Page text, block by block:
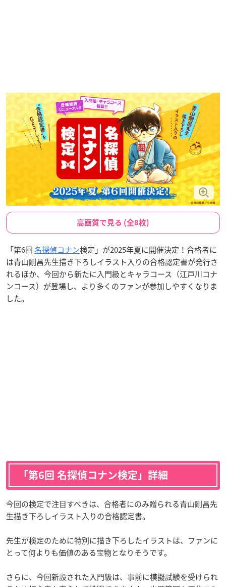
高画質で見る (全8枚)
「第6回名探偵コナン検定」が2025年夏に開催決定！合格者に
は青山剛昌先生描き下ろしイラスト入りの合格認定書が発行さ
れるほか、今回から新たに入門級とキャラコース（江戸川コナ
ンコース）が登場し、より多くのファンが参加しやすくなりま
した。
「第6回 名探偵コナン検定」詳細
今回の検定で注目すべきは、合格者にのみ贈られる青山剛昌先
生描き下ろしイラスト入りの合格認定書。
先生が検定のために特別に描き下ろしたイラストは、ファンに
とって何よりも価値のある宝物となりそうです。
さらに、今回新設された入門級は、事前に模擬試験を受けられ